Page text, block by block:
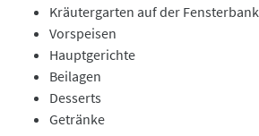
Kräutergarten auf der Fensterbank
Vorspeisen
Hauptgerichte
Beilagen
Desserts
Getränke